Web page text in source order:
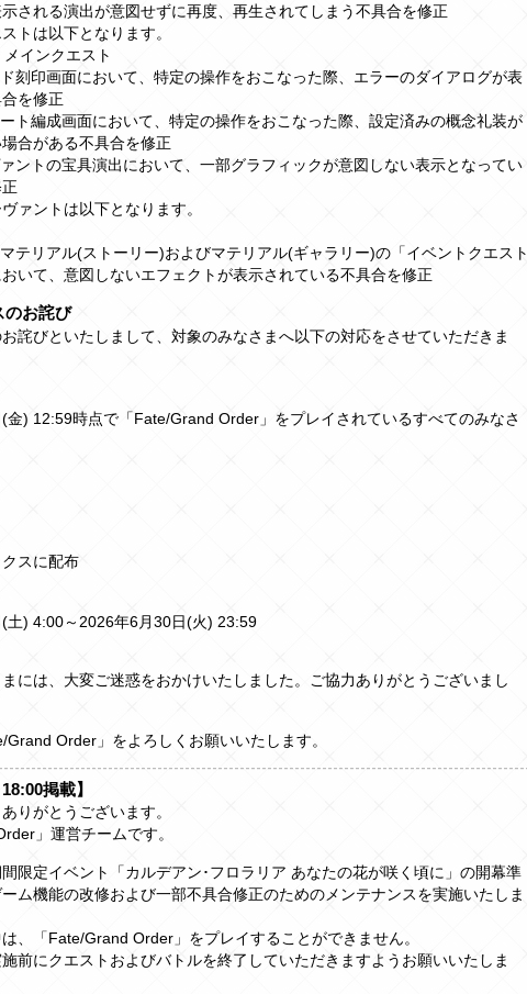
される演出が意図せずに再度、再生されてしまう不具合を修正
トは以下となります。
メインクエスト
刻印画面において、特定の操作をおこなった際、エラーのダイアログが表
を修正
ト編成画面において、特定の操作をおこなった際、設定済みの概念礼装が
合がある不具合を修正
ントの宝具演出において、一部グラフィックが意図しない表示となってい
ァントは以下となります。
テリアル(ストーリー)およびマテリアル(ギャラリー)の「イベントクエスト
いて、意図しないエフェクトが表示されている不具合を修正
のお詫び
詫びといたしまして、対象のみなさまへ以下の対応をさせていただきま
金) 12:59時点で「Fate/Grand Order」をプレイされているすべてのみなさ
スに配布
土) 4:00～2026年6月30日(火) 23:59
には、大変ご迷惑をおかけいたしました。ご協力ありがとうございまし
Grand Order」をよろしくお願いいたします。
掲載】
りがとうございます。
」運営チームです。
限定イベント「カルデアン･フロラリア あなたの花が咲く頃に」の開幕準
ム機能の改修および一部不具合修正のためのメンテナンスを実施いたしま
、「Fate/Grand Order」をプレイすることができません。
前にクエストおよびバトルを終了していただきますようお願いいたしま